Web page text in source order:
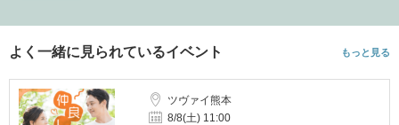
よく一緒に見られているイベント もっと見る
ツヴァイ熊本
8/8(土) 11:00